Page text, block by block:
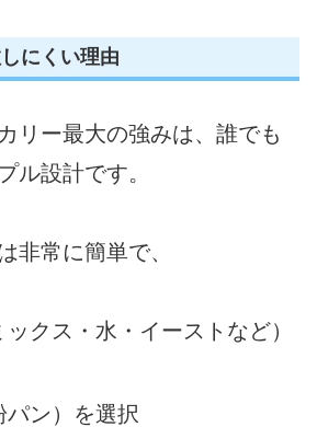
にくい理由
リー最大の強みは、誰でも
ル設計です。
非常に簡単で、
クス・水・イーストなど）
パン）を選択